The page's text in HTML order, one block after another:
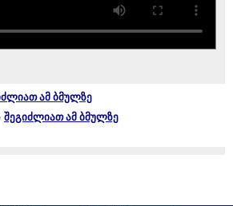
ამ ბმულზე
შეგიძლიათ ამ ბმულზე